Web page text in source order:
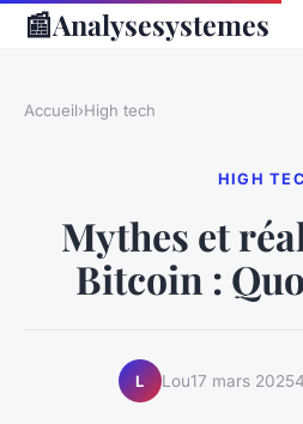
📰Analysesystemes
Accueil›High tech
HIGH
Mythes et
Bitcoin :
L Lou17 mars 2025